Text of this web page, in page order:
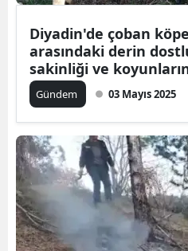
Diyadin'de çoban
arasındaki derin
sakinliği ve
çekti
Gündem 03 Mayıs 2025